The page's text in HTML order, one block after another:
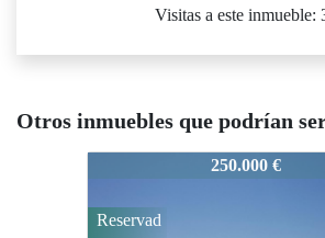
Visitas a este inmueble:
Otros inmuebles que podrían
230.000 €
Reservad